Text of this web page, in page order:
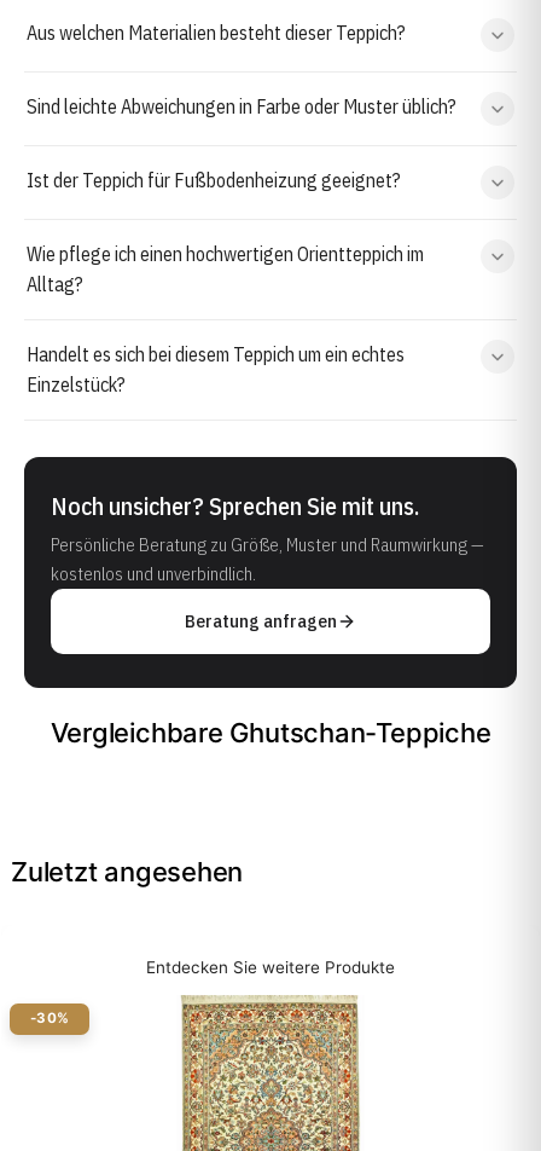
Aus welchen Materialien besteht dieser Teppich?
Sind leichte Abweichungen in Farbe oder Muster üblich?
Ist der Teppich für Fußbodenheizung geeignet?
Wie pflege ich einen hochwertigen Orientteppich im
Alltag?
Handelt es sich bei diesem Teppich um ein echtes
Einzelstück?
Noch unsicher? Sprechen Sie mit uns.
Persönliche Beratung zu Größe, Muster und Raumwirkung —
kostenlos und unverbindlich.
Beratung anfragen
Vergleichbare Ghutschan-Teppiche
Zuletzt angesehen
Entdecken Sie weitere Produkte
-30%